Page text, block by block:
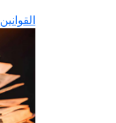
القوانين